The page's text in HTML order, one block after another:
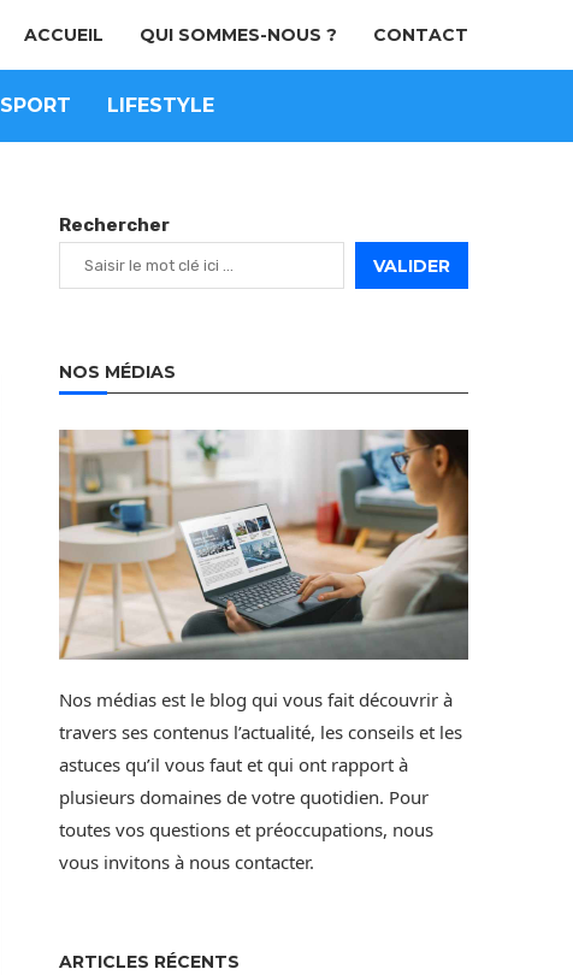
ACCUEIL QUI SOMMES-NOUS ? CONTACT
SPORT LIFESTYLE
Rechercher
VALIDER
NOS MÉDIAS
Nos médias est le blog qui vous fait découvrir à
travers ses contenus l’actualité, les conseils et les
astuces qu’il vous faut et qui ont rapport à
plusieurs domaines de votre quotidien. Pour
toutes vos questions et préoccupations, nous
vous invitons à nous contacter.
ARTICLES RÉCENTS